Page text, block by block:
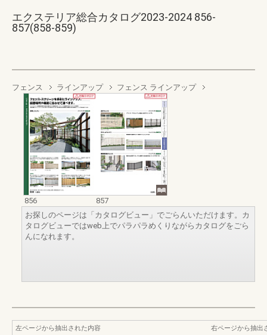
エクステリア総合カタログ2023-2024 856-
857(858-859)
フェンス ラインアップ フェンス ラインアップ
856
857
お探しのページは「カタログビュー」でごらんいただけます。カ
タログビューではweb上でパラパラめくりながらカタログをごら
んになれます。
左ページから抽出された内容
右ページから抽出